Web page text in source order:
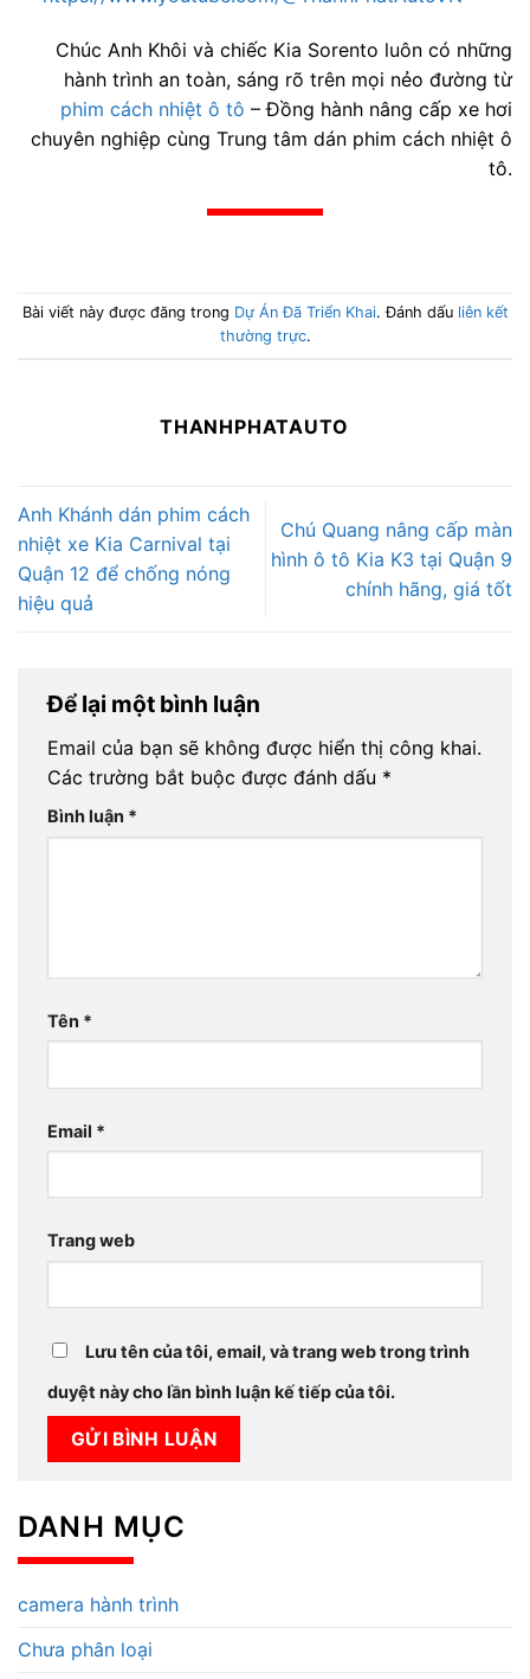
Chúc Anh Khôi và chiếc Kia Sorento luôn có những
hành trình an toàn, sáng rõ trên mọi nẻo đường từ
phim cách nhiệt ô tô – Đồng hành nâng cấp xe hơi
chuyên nghiệp cùng Trung tâm dán phim cách nhiệt ô
tô.
Bài viết này được đăng trong Dự Án Đã Triển Khai. Đánh dấu liên kết
thường trực.
THANHPHATAUTO
Anh Khánh dán phim cách
nhiệt xe Kia Carnival tại
Quận 12 để chống nóng
hiệu quả
Chú Quang nâng cấp màn
hình ô tô Kia K3 tại Quận 9
chính hãng, giá tốt
Để lại một bình luận
Email của bạn sẽ không được hiển thị công khai.
Các trường bắt buộc được đánh dấu *
Bình luận *
Tên *
Email *
Trang web
Lưu tên của tôi, email, và trang web trong trình
duyệt này cho lần bình luận kế tiếp của tôi.
DANH MỤC
camera hành trình
Chưa phân loại